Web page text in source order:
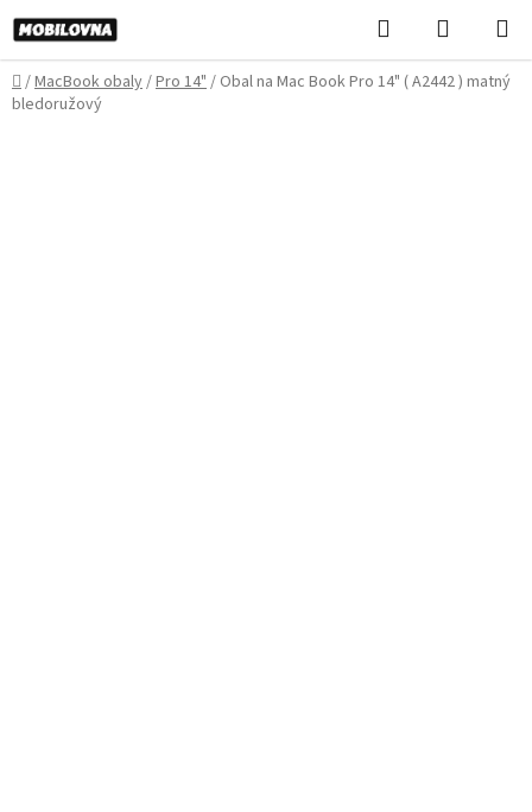
Prejsť
na
obsah
Hľadať
KOŠÍK
Domov
/MacBook obaly/Pro 14"/ Obal na Mac Book Pro 14" ( A2442 ) matný
bledoružový